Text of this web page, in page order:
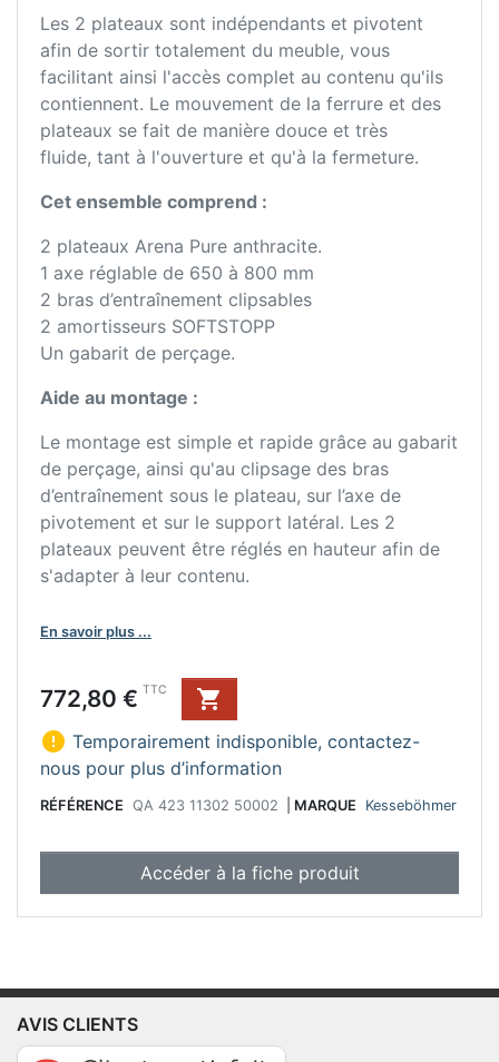
Les 2 plateaux sont indépendants et pivotent
afin de sortir totalement du meuble, vous
facilitant ainsi l'accès complet au contenu qu'ils
contiennent. Le mouvement de la ferrure et des
plateaux se fait de manière douce et très
fluide, tant à l'ouverture et qu'à la fermeture.
Cet ensemble comprend :
2 plateaux Arena Pure anthracite.
1 axe réglable de 650 à 800 mm
2 bras d’entraînement clipsables
2 amortisseurs SOFTSTOPP
Un gabarit de perçage.
Aide au montage :
Le montage est simple et rapide grâce au gabarit
de perçage, ainsi qu'au clipsage des bras
d’entraînement sous le plateau, sur l’axe de
pivotement et sur le support latéral. Les 2
plateaux peuvent être réglés en hauteur afin de
s'adapter à leur contenu.
En savoir plus ...
Prix
772,80 € TTC

 Temporairement indisponible, contactez-
nous pour plus d’information
RÉFÉRENCE QA 423 11302 50002 MARQUE Kesseböhmer
Accéder à la fiche produit
AVIS CLIENTS